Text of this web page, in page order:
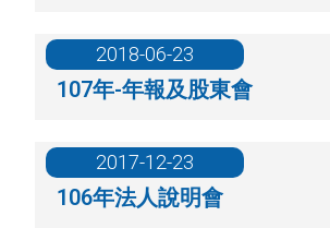
107年-年報及股東會
2018-06-23
106年法人說明會
2017-12-23